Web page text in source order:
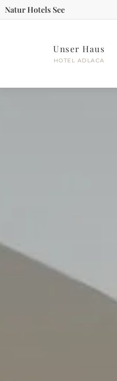
Natur Hotels See
Unser Haus
HOTEL ADLACA